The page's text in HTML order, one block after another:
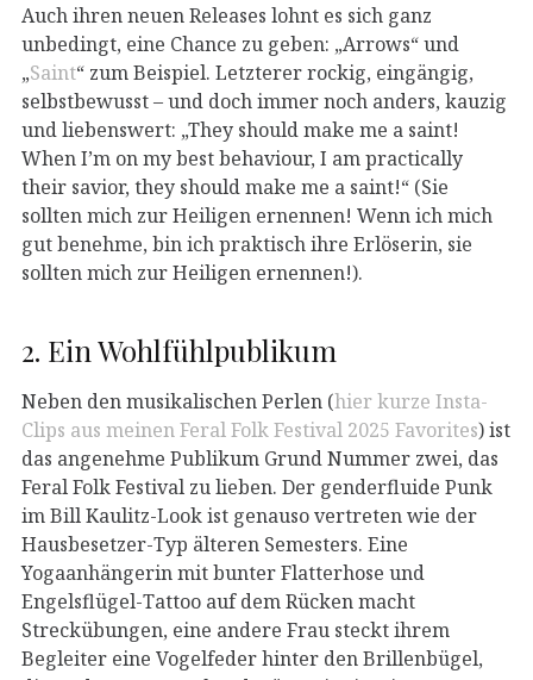
Auch ihren neuen Releases lohnt es sich ganz
unbedingt, eine Chance zu geben: „Arrows“ und
„Saint“ zum Beispiel. Letzterer rockig, eingängig,
selbstbewusst – und doch immer noch anders, kauzig
und liebenswert: „They should make me a saint!
When I’m on my best behaviour, I am practically
their savior, they should make me a saint!“ (Sie
sollten mich zur Heiligen ernennen! Wenn ich mich
gut benehme, bin ich praktisch ihre Erlöserin, sie
sollten mich zur Heiligen ernennen!).
2. Ein Wohlfühlpublikum
Neben den musikalischen Perlen (hier kurze Insta-
Clips aus meinen Feral Folk Festival 2025 Favorites) ist
das angenehme Publikum Grund Nummer zwei, das
Feral Folk Festival zu lieben. Der genderfluide Punk
im Bill Kaulitz-Look ist genauso vertreten wie der
Hausbesetzer-Typ älteren Semesters. Eine
Yogaanhängerin mit bunter Flatterhose und
Engelsflügel-Tattoo auf dem Rücken macht
Streckübungen, eine andere Frau steckt ihrem
Begleiter eine Vogelfeder hinter den Brillenbügel,